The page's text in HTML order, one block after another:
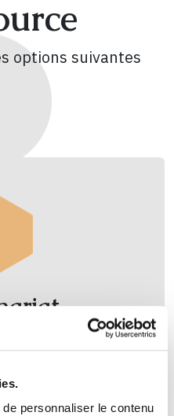
personnaliser le contenu
options suivantes
de concertation